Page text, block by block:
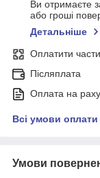
Ви отримаєте
або гроші
Детальніше
Оплатити
Післяплата
Оплата на
Всі умови оплати
Умови